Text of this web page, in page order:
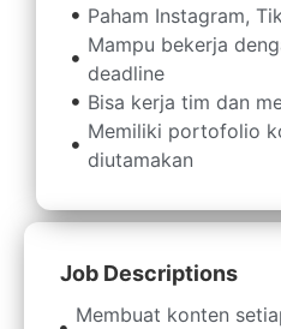
Paham Instagram,
Mampu bekerja
deadline
Bisa kerja tim dan
Memiliki portofolio
diutamakan
Job Descriptions
Membuat konten